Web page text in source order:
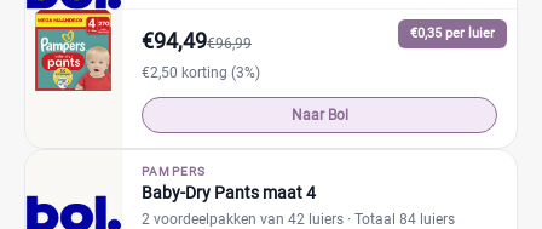
€0,35 per luier
€94,49€96,99
€2,50 korting (3%)
Naar Bol
PAMPERS
Baby-Dry Pants maat 4
2 voordeelpakken van 42 luiers · Totaal 84 luiers